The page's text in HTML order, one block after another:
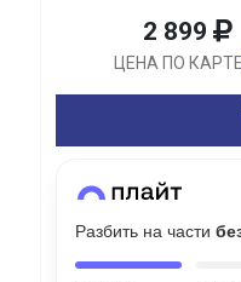
2 899
ЦЕНА ПО КАРТЕ
Разбить на части